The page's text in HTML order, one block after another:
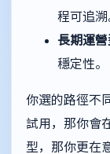
程可追溯
長期運營
穩定性。
你選的路徑不
試用，那你會
型，那你更在